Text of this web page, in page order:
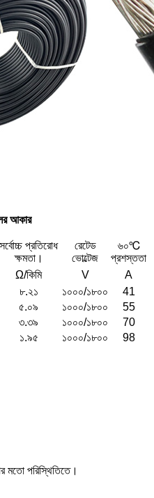
আকার
সর্বোচ্চ প্রতিরোধ
ক্ষমতা।
রেটেড
ভোল্টেজ
৬০℃
প্রশস্ততা
Ω/কিমি V
A
৮.২১ ১০০০/১৮০০
41
৫.০৯ ১০০০/১৮০০
55
৩.৩৯ ১০০০/১৮০০
70
১.৯৫ ১০০০/১৮০০ 98
মতো পরিস্থিতিতে।